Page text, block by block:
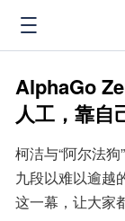
AlphaGo
人工，靠自
柯洁与“阿尔法
九段以难以逾越
这一幕，让大家